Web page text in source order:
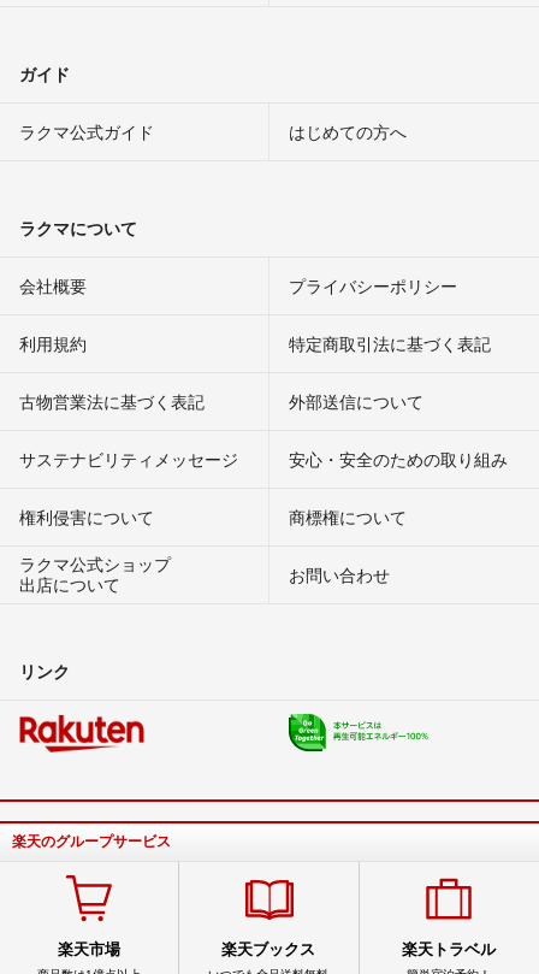
ガイド
ラクマ公式ガイド はじめての方へ
ラクマについて
会社概要 プライバシーポリシー
利用規約 特定商取引法に基づく表記
古物営業法に基づく表記 外部送信について
サステナビリティメッセージ 安心・安全のための取り組み
権利侵害について
商標権について
ラクマ公式ショップ
出店について
お問い合わせ
リンク
楽天のグループサービス
楽天市場 楽天ブックス 楽天トラベル